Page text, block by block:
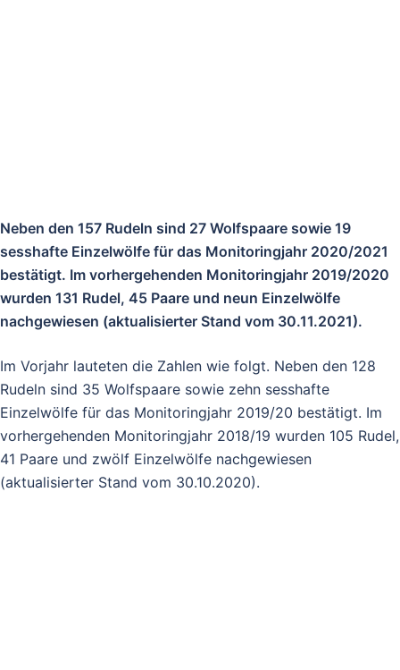
Neben den 157 Rudeln sind 27 Wolfspaare sowie 19
sesshafte Einzelwölfe für das Monitoringjahr 2020/2021
bestätigt. Im vorhergehenden Monitoringjahr 2019/2020
wurden 131 Rudel, 45 Paare und neun Einzelwölfe
nachgewiesen (aktualisierter Stand vom 30.11.2021).
Im Vorjahr lauteten die Zahlen wie folgt. Neben den 128
Rudeln sind 35 Wolfspaare sowie zehn sesshafte
Einzelwölfe für das Monitoringjahr 2019/20 bestätigt. Im
vorhergehenden Monitoringjahr 2018/19 wurden 105 Rudel,
41 Paare und zwölf Einzelwölfe nachgewiesen
(aktualisierter Stand vom 30.10.2020).